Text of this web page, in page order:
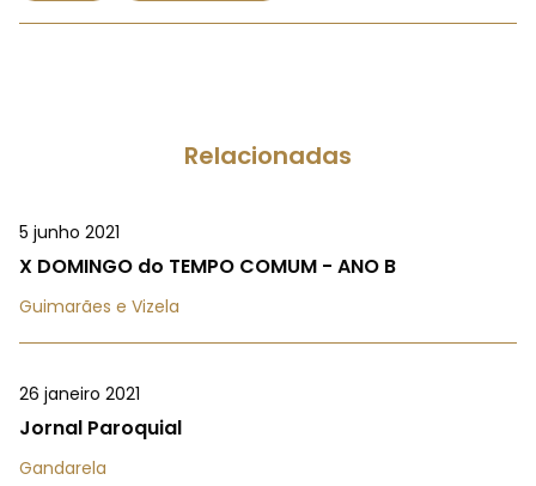
Relacionadas
5 junho 2021
X DOMINGO do TEMPO COMUM - ANO B
Guimarães e Vizela
26 janeiro 2021
Jornal Paroquial
Gandarela